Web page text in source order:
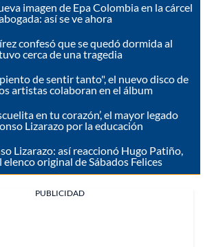
imagen de Epa Colombia en la cárcel
así se ve ahora
confesó que se quedó dormida al
cerca de una tragedia
de sentir tanto", el nuevo disco de
artistas colaboran en el álbum
en tu corazón’, el mayor legado
Lizarazo por la educación
Lizarazo: así reaccionó Hugo Patiño,
original de Sábados Felices
PUBLICIDAD